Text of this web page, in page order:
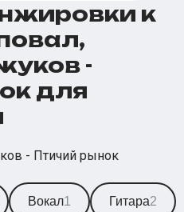
к
-
для
- Птичий рынок
Вокал1 Гитара2